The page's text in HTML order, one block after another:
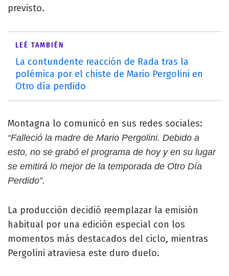
previsto.
LEÉ TAMBIÉN
La contundente reacción de Rada tras la
polémica por el chiste de Mario Pergolini en
Otro día perdido
Montagna lo comunicó en sus redes sociales:
“Falleció la madre de Mario Pergolini. Debido a
esto, no se grabó el programa de hoy y en su lugar
se emitirá lo mejor de la temporada de Otro Día
Perdido”.
La producción decidió reemplazar la emisión
habitual por una edición especial con los
momentos más destacados del ciclo, mientras
Pergolini atraviesa este duro duelo.